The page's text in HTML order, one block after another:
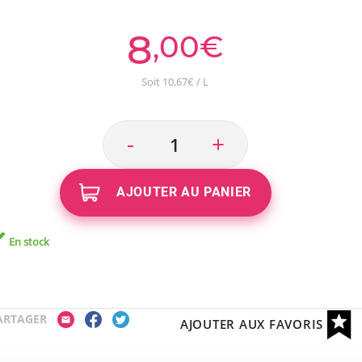
8,00€
Soit 10,67€ / L
- +
AJOUTER AU PANIER
En stock
AJOUTER AUX FAVORIS